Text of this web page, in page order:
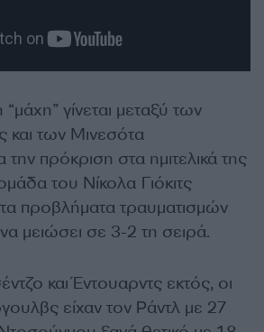
γίνεται μεταξύ των
και των Μινεσότα
την πρόκριση στα ημιτελικά της
του Νίκολα Γιόκιτς
προβλήματα τραυματισμών
μειώσει σε 3-2 τη σειρά.
και Έντουαρντς εκτός, οι
είχαν τον Ράντλ με 27